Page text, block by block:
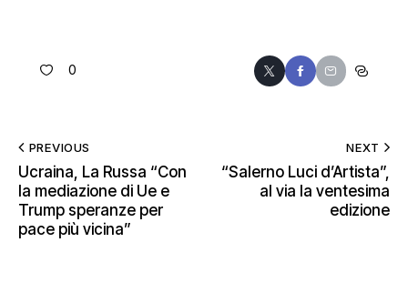
0
PREVIOUS
Ucraina, La Russa “Con
la mediazione di Ue e
Trump speranze per
pace più vicina”
NEXT
“Salerno Luci d’Artista”,
al via la ventesima
edizione